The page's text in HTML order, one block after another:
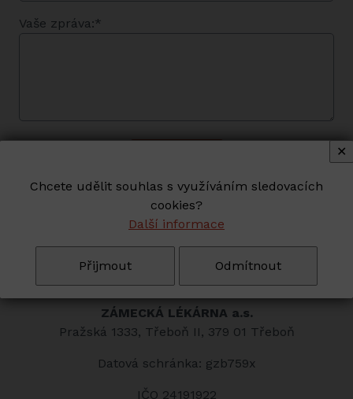
Vaše zpráva:*
ZÁMECKÁ LÉKÁRNA a.s.
Pražská 1333, Třeboň II, 379 01 Třeboň
Datová schránka: gzb759x
IČO 24191922
Chcete udělit souhlas s využíváním sledovacích
cookies?
Další informace
Přijmout Odmítnout
✕